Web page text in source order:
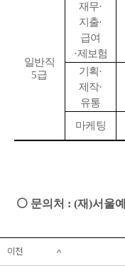
일반직
5급
재무·
지출·
급여
·제보험
기획·
제작·
유통
마케팅
⚪ 문의처 : (재)서울
이전